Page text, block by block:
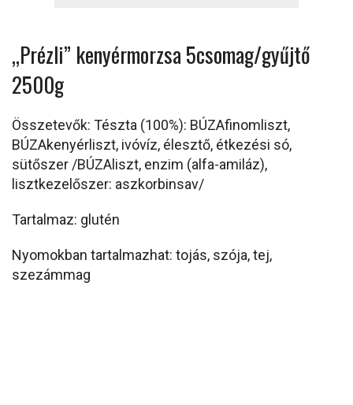
„Prézli” kenyérmorzsa 5csomag/gyűjtő
2500g
Összetevők: Tészta (100%): BÚZAfinomliszt,
BÚZAkenyérliszt, ivóvíz, élesztő, étkezési só,
sütőszer /BÚZAliszt, enzim (alfa-amiláz),
lisztkezelőszer: aszkorbinsav/
Tartalmaz: glutén
Nyomokban tartalmazhat: tojás, szója, tej,
szezámmag